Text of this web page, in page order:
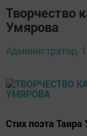
Творчество
Умярова
Администратор,
Стих поэта